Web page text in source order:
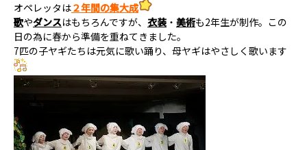
オペレッタは２年間の集大成
歌やダンスはもちろんですが、 衣装・ 美術も2年生が制作。この
日の為に春から準備を重ねてきました。
7匹の子ヤギたちは元気に歌い踊り、母ヤギはやさしく歌います